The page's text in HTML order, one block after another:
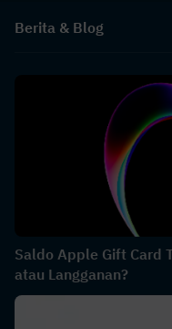
Berita & Blog
Saldo Apple Gift Card
atau Langganan?